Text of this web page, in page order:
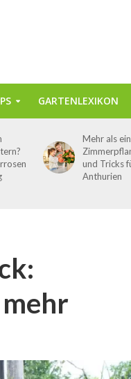
GARTENLEXIKON
Mehr als
und Tricks
Anthurien